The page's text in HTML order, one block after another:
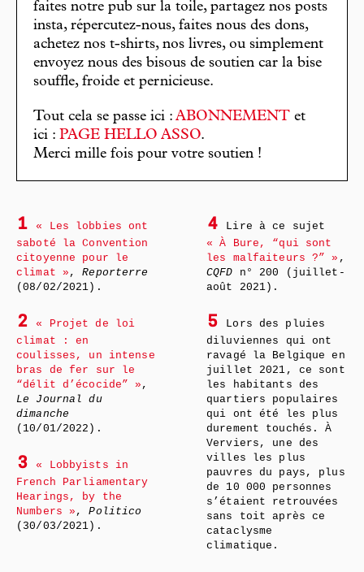
faites notre pub sur la toile, partagez nos posts
insta, répercutez-nous, faites nous des dons,
achetez nos t-shirts, nos livres, ou simplement
envoyez nous des bisous de soutien car la bise
souffle, froide et pernicieuse.
Tout cela se passe ici : ABONNEMENT et
ici : PAGE HELLO ASSO.
Merci mille fois pour votre soutien !
1
« Les lobbies ont
saboté la Convention
citoyenne pour le
climat » ,Reporterre
(08/02/2021).
2
« Projet de loi
climat : en
coulisses, un intense
bras de fer sur le
“délit d’écocide” » ,
Le Journal du
dimanche
(10/01/2022).
3
« Lobbyists in
French Parliamentary
Hearings, by the
Numbers » ,Politico
(30/03/2021).
4
Lire à ce sujet
« À Bure, “qui sont
les malfaiteurs ?” » ,
CQFD n° 200 (juillet-
août 2021).
5
Lors des pluies
diluviennes qui ont
ravagé la Belgique en
juillet 2021, ce sont
les habitants des
quartiers populaires
qui ont été les plus
durement touchés. À
Verviers, une des
villes les plus
pauvres du pays, plus
de 10 000 personnes
s’étaient retrouvées
sans toit après ce
cataclysme
climatique.